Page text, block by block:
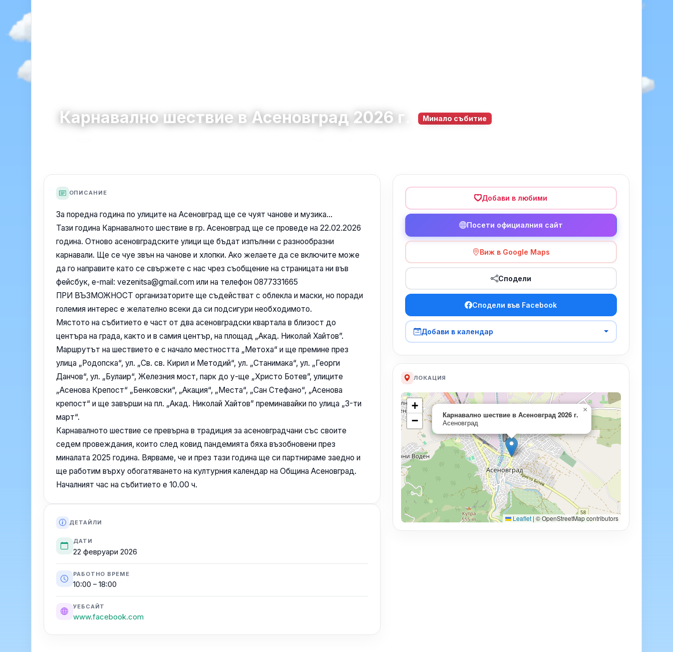
Карнавално шествие в Асеновград 2026 г. Минало събитие
ОПИСАНИЕ
За поредна година по улиците на Асеновград ще се чуят чанове и музика...
Тази година Карнавалното шествие в гр. Асеновград ще се проведе на 22.02.2026
година. Отново асеновградските улици ще бъдат изпълнни с разнообразни
карнавали. Ще се чуе звън на чанове и хлопки. Ако желаете да се включите може
да го направите като се свържете с нас чрез съобщение на страницата ни във
фейсбук, e-mail: vezenitsa@gmail.com или на телефон 0877331665
ПРИ ВЪЗМОЖНОСТ организаторите ще съдействат с облекла и маски, но поради
големия интерес е желателно всеки да си подсигури необходимото.
Мястото на събитието е част от два асеновградски квартала в близост до
центъра на града, както и в самия център, на площад „Акад. Николай Хайтов”.
Маршрутът на шествието е с начало местността „Метоха“ и ще премине през
улица „Родопска“, ул. „Св. св. Кирил и Методий“, ул. „Станимака“, ул. „Георги
Данчов“, ул. „Булаир“, Железния мост, парк до у-ще „Христо Ботев”, улиците
„Асенова Крепост“ „Бенковски“, „Акация“, „Места“, „Сан Стефано“, „Асенова
крепост“ и ще завърши на пл. „Акад. Николай Хайтов” преминавайки по улица „3-ти
март“.
Карнавалното шествие се превърна в традиция за асеновградчани със своите
седем провеждания, които след ковид пандемията бяха възобновени през
миналата 2025 година. Вярваме, че и през тази година ще си партнираме заедно и
ще работим върху обогатяването на културния календар на Община Асеновград.
Началният час на събитието е 10.00 ч.
ДЕТАЙЛИ
ДАТИ
22 февруари 2026
РАБОТНО ВРЕМЕ
10:00 – 18:00
УЕБСАЙТ
www.facebook.com
Добави в любими
Посети официалния сайт
Виж в Google Maps
Сподели
Сподели във Facebook
Добави в календар
ЛОКАЦИЯ
Карнавално шествие в Асеновград 2026 г.
Асеновград
×
+
−
Leaflet | © OpenStreetMap contributors